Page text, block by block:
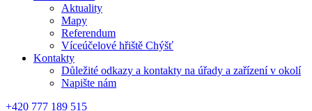
Aktuality
Mapy
Referendum
Víceúčelové hřiště Chýšť
Kontakty
Důležité odkazy a kontakty na úřady a zařízení v okolí
Napište nám
+420 777 189 515